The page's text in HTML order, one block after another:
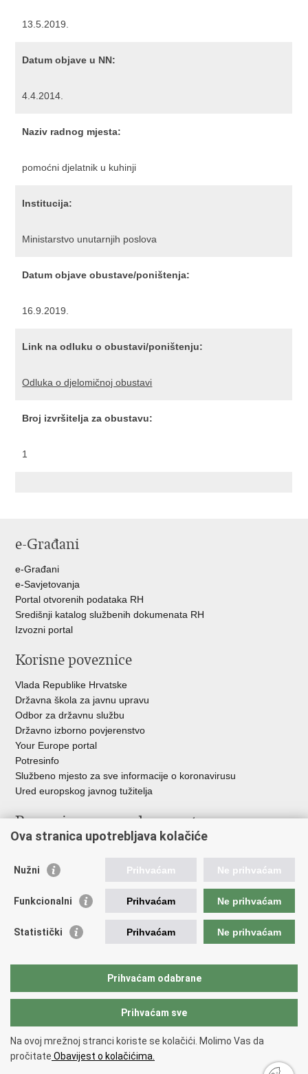
13.5.2019.
Datum objave u NN:
4.4.2014.
Naziv radnog mjesta:
pomoćni djelatnik u kuhinji
Institucija:
Ministarstvo unutarnjih poslova
Datum objave obustave/poništenja:
16.9.2019.
Link na odluku o obustavi/poništenju:
Odluka o djelomičnoj obustavi
Broj izvršitelja za obustavu:
1
e-Građani
e-Građani
e-Savjetovanja
Portal otvorenih podataka RH
Središnji katalog službenih dokumenata RH
Izvozni portal
Korisne poveznice
Vlada Republike Hrvatske
Državna škola za javnu upravu
Odbor za državnu službu
Državno izborno povjerenstvo
Your Europe portal
Potresinfo
Službeno mjesto za sve informacije o koronavirusu
Ured europskog javnog tužitelja
Poveznice pravosudnog sustava
Državno odvjetništvo
Ured za suzbijanje korupcije i organiziranog kriminaliteta
Državnoodvjetničko vijeće
Hrvatska odvjetnička komora
Europski pravosudni portal
Copyright © 2026 Ministarstvo pravosuđa, uprave i digitalne
transformacije Republike Hrvatske.
pristupačnosti.
Ova stranica upotrebljava kolačiće
Nužni Prihvaćam Ne prihvaćam
Funkcionalni Prihvaćam Ne prihvaćam
Statistički Prihvaćam Ne prihvaćam
Prihvaćam odabrane
Prihvaćam sve
Na ovoj mrežnoj stranci koriste se kolačići. Molimo Vas da
pročitate Obavijest o kolačićima.